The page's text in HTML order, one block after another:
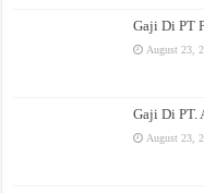
Gaji Di PT
August 23,
Gaji Di PT.
August 23,